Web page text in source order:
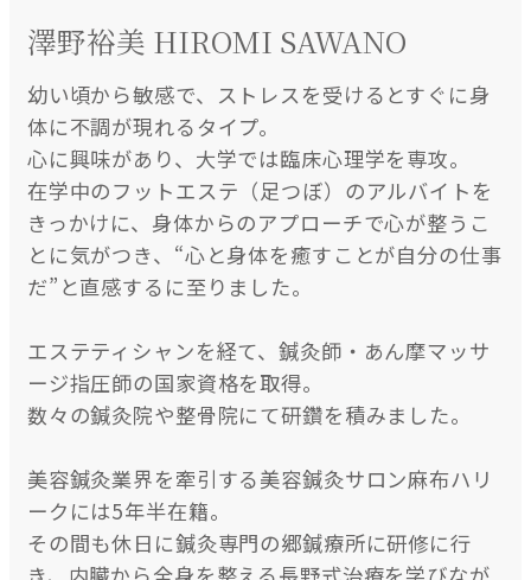
澤野裕美 HIROMI SAWANO
幼い頃から敏感で、ストレスを受けるとすぐに身
体に不調が現れるタイプ。
心に興味があり、大学では臨床心理学を専攻。
在学中のフットエステ（足つぼ）のアルバイトを
きっかけに、身体からのアプローチで心が整うこ
とに気がつき、“心と身体を癒すことが自分の仕事
だ”と直感するに至りました。
エステティシャンを経て、鍼灸師・あん摩マッサ
ージ指圧師の国家資格を取得。
数々の鍼灸院や整骨院にて研鑽を積みました。
美容鍼灸業界を牽引する美容鍼灸サロン麻布ハリ
ークには5年半在籍。
その間も休日に鍼灸専門の郷鍼療所に研修に行